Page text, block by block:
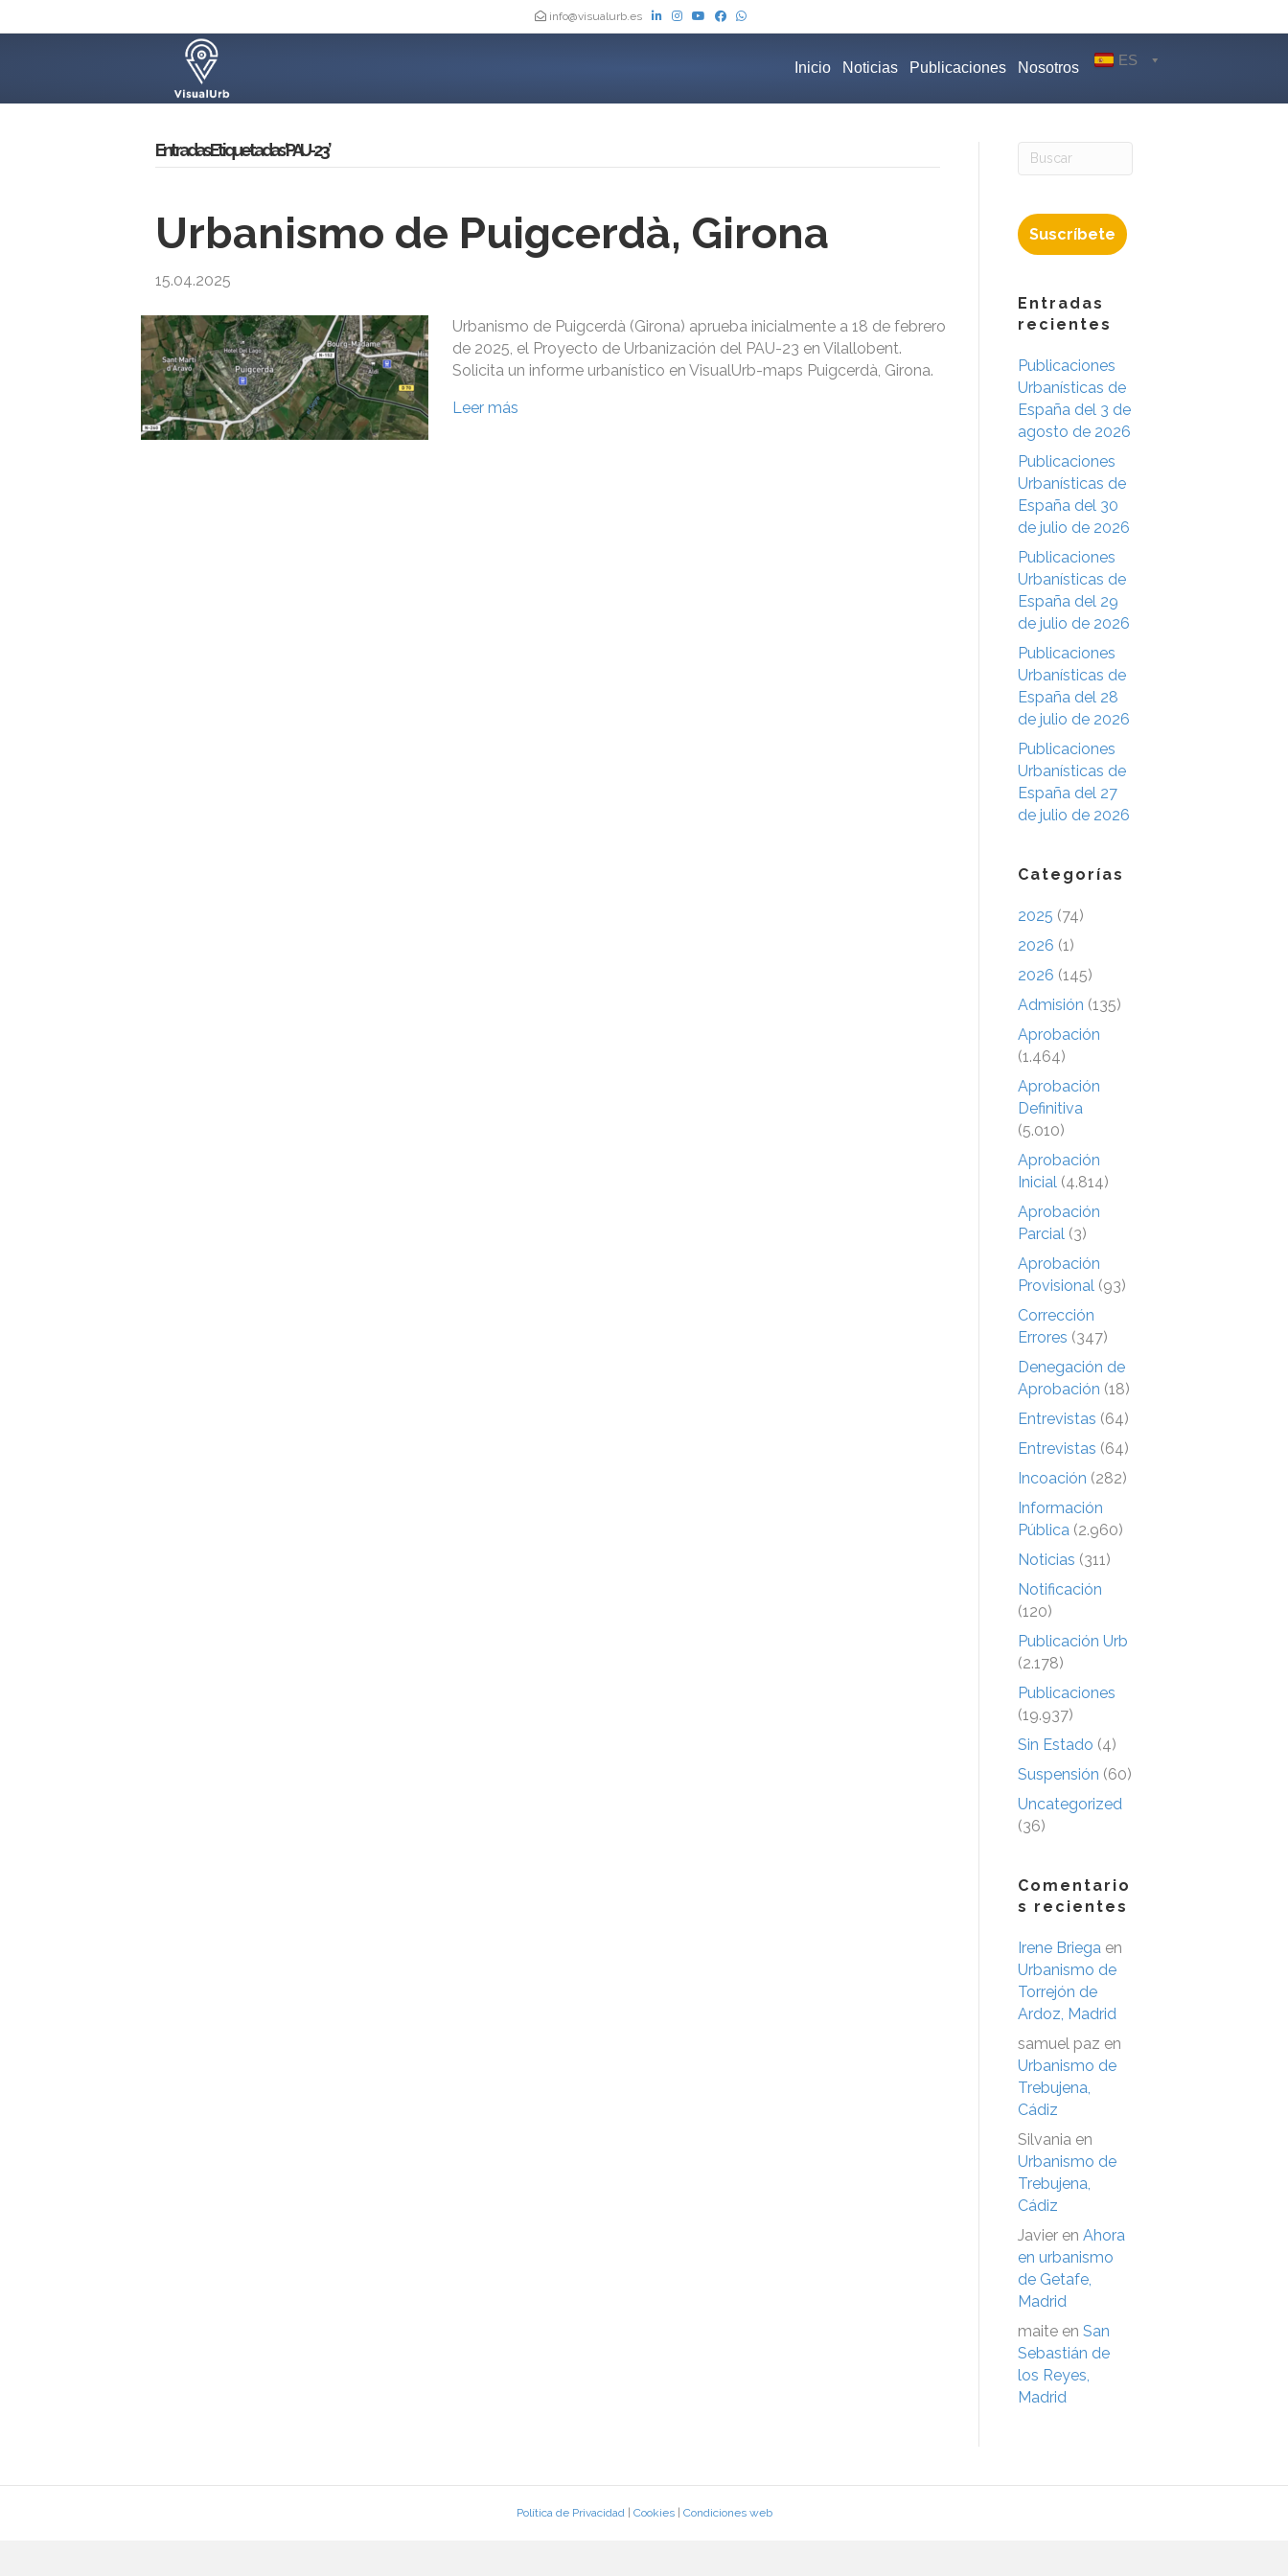
info@visualurb.es
Inicio Noticias Publicaciones Nosotros ES
Entradas Etiquetadas ‘PAU-23’
Urbanismo de Puigcerdà, Girona
15.04.2025
Urbanismo de Puigcerdà (Girona) aprueba inicialmente a 18 de febrero
de 2025, el Proyecto de Urbanización del PAU-23 en Vilallobent.
Solicita un informe urbanístico en VisualUrb-maps Puigcerdà, Girona.
Leer más
Suscríbete
Entradas
recientes
Publicaciones
Urbanísticas de
España del 3 de
agosto de 2026
Publicaciones
Urbanísticas de
España del 30
de julio de 2026
Publicaciones
Urbanísticas de
España del 29
de julio de 2026
Publicaciones
Urbanísticas de
España del 28
de julio de 2026
Publicaciones
Urbanísticas de
España del 27
de julio de 2026
Categorías
2025 (74)
2026 (1)
2026 (145)
Admisión (135)
Aprobación
(1.464)
Aprobación
Definitiva
(5.010)
Aprobación
Inicial (4.814)
Aprobación
Parcial (3)
Aprobación
Provisional (93)
Corrección
Errores (347)
Denegación de
Aprobación (18)
Entrevistas (64)
Entrevistas (64)
Incoación (282)
Información
Pública (2.960)
Noticias (311)
Notificación
(120)
Publicación Urb
(2.178)
Publicaciones
(19.937)
Sin Estado (4)
Suspensión (60)
Uncategorized
(36)
Comentario
s recientes
Irene Briega en
Urbanismo de
Torrejón de
Ardoz, Madrid
samuel paz en
Urbanismo de
Trebujena,
Cádiz
Silvania en
Urbanismo de
Trebujena,
Cádiz
Javier en Ahora
en urbanismo
de Getafe,
Madrid
maite en San
Sebastián de
los Reyes,
Madrid
Política de Privacidad| Cookies| Condiciones web